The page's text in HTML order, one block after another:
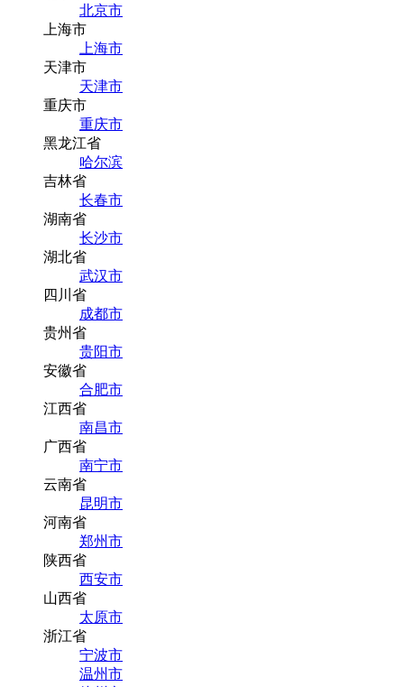
北京市
上海市
上海市
天津市
天津市
重庆市
重庆市
黑龙江省
哈尔滨
吉林省
长春市
湖南省
长沙市
湖北省
武汉市
四川省
成都市
贵州省
贵阳市
安徽省
合肥市
江西省
南昌市
广西省
南宁市
云南省
昆明市
河南省
郑州市
陕西省
西安市
山西省
太原市
浙江省
宁波市
温州市